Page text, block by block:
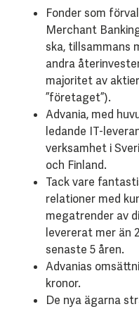
Fonder som
Merchant
ska, tillsammans
andra
majoritet av
”företaget”).
Advania, med
ledande IT-
verksamhet i
och Finland.
Tack vare
relationer med
megatrender av
levererat mer än
senaste 5 åren.
Advanias
kronor.
De nya ägarna